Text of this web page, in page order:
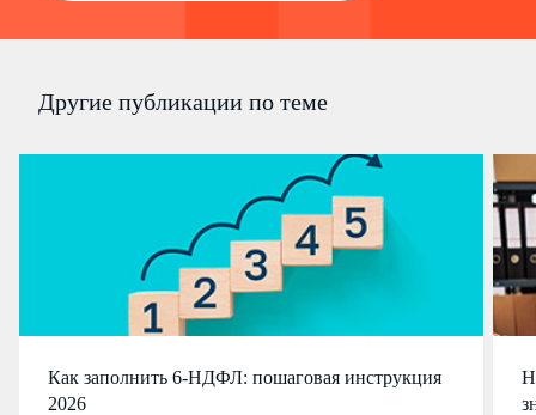
Другие публикации по теме
Как заполнить 6-НДФЛ: пошаговая инструкция
2026